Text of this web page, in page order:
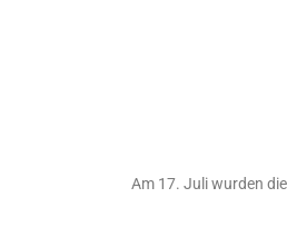
Am 17. Juli wurden